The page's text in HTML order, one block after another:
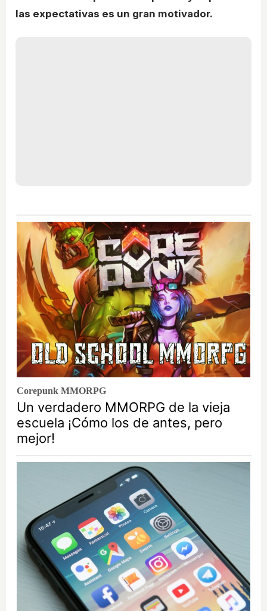
las expectativas es un gran motivador.
Corepunk MMORPG
Un verdadero MMORPG de la vieja
escuela ¡Cómo los de antes, pero
mejor!